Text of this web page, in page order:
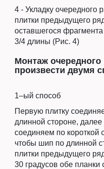
4 - Укладку очередного
плитки предыдущего
оставшегося
3/4 длины (Рис. 4)
Монтаж
произвести двумя
1–ый способ
Первую плитку
длинной стороне,
соединяем по короткой
чтобы шип по длинной
плитки предыдущего
30 градусов обе